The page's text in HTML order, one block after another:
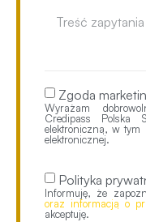
Zgoda
Wyrażam
Credipass Polska
elektroniczną, w tym
elektronicznej.
Polityka
Informuję, że
oraz informacją o
akceptuję.